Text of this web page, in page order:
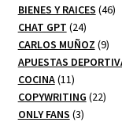
BIENES Y RAICES 4646
CHAT GPT 2424
CARLOS MUÑOZ 99
APUESTAS
COCINA 1111
productos
COPYWRITING 2222
ONLY FANS 33